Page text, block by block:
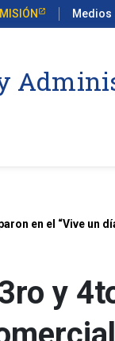
Medios
en el “Vive un
y